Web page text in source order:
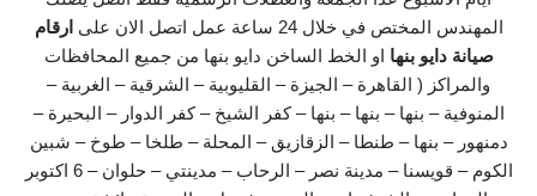
المهندس المختص في خلال 24 ساعة عمل اتصل الان على
ارقام
صيانة دايو بنها او الخط الساخن دايو بنها من جميع المحافظات
والمراكز ( القاهرة – الجيزة – القليوبية – الشرقية – الغربية –
المنوفية – بنها – بنها – بنها – كفر الشيخ – كفر الدوار – البحيرة –
دمنهور – بنها – طنطا – الزقازيق – المحلة – طلخا – طوخ – شبين
الكوم – قويسنا – مدينة نصر – الرحاب – مدينتي – حلوان – 6 اكتوبر